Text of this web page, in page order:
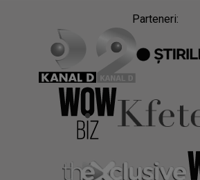
Parteneri: